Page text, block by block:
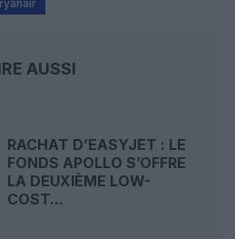
ryanair
AUSSI
RACHAT D’EASYJET : LE
FONDS APOLLO S’OFFRE
LA DEUXIÈME LOW-
COST...